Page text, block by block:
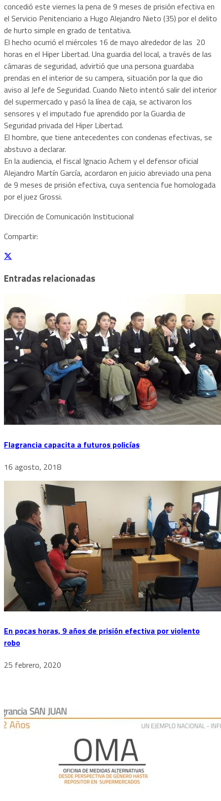
concedió este viernes la pena de 9 meses de prisión efectiva en
el Servicio Penitenciario a Hugo Alejandro Nieto (35) por el delito
de hurto simple en grado de tentativa.
El hecho ocurrió el miércoles 16 de mayo alrededor de las 20
horas en el Hiper Libertad. Una guardia del local, a través de las
cámaras de seguridad, advirtió que una persona guardaba
prendas en el interior de su campera, situación por la que dio
aviso al Jefe de Seguridad. Cuando Nieto intentó salir del interior
del supermercado y pasó la línea de caja, se activaron los
sensores y el imputado fue aprendido por la Guardia de
Seguridad privada del Hiper Libertad.
El hombre, que tiene antecedentes con condenas efectivas, se
abstuvo a declarar.
En la audiencia, el fiscal Ignacio Achem y el defensor oficial
Alejandro Martín García, acordaron en juicio abreviado una pena
de 9 meses de prisión efectiva, cuya sentencia fue homologada
por el juez Grossi.
Dirección de Comunicación Institucional
Compartir:
Entradas relacionadas
Flagrancia capacita a futuros policías
16 agosto, 2018
En pocas horas, 9 años de prisión efectiva por violento
robo
25 febrero, 2020